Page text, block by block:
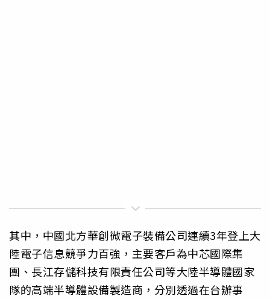
其中，中國北方華創微電子裝備公司連續3年登上大
陸電子信息競爭力百強，主要客戶為中芯國際集
團、長江存儲科技有限責任公司等大陸半導體國家
隊的高端半導體設備製造商，分別透過在台辦事